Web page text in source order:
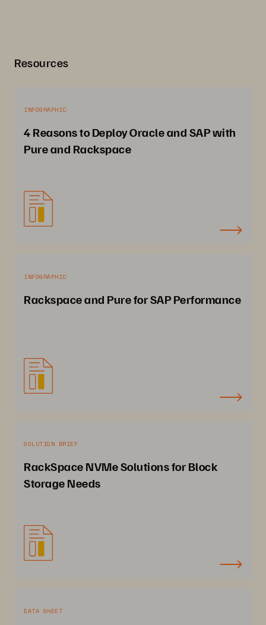
Resources
INFOGRAPHIC
4 Reasons to Deploy Oracle and SAP with
Pure and Rackspace
INFOGRAPHIC
Rackspace and Pure for SAP Performance
SOLUTION BRIEF
RackSpace NVMe Solutions for Block
Storage Needs
DATA SHEET